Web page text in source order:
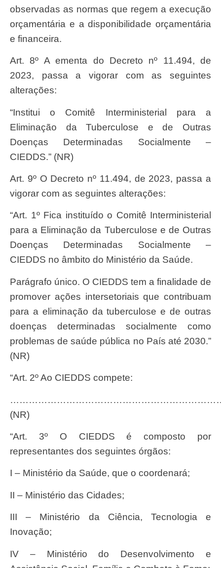
observadas as normas que regem a execução
orçamentária e a disponibilidade orçamentária
e financeira.
Art. 8º A ementa do Decreto nº 11.494, de
2023, passa a vigorar com as seguintes
alterações:
“Institui o Comitê Interministerial para a
Eliminação da Tuberculose e de Outras
Doenças Determinadas Socialmente –
CIEDDS.” (NR)
Art. 9º O Decreto nº 11.494, de 2023, passa a
vigorar com as seguintes alterações:
“Art. 1º Fica instituído o Comitê Interministerial
para a Eliminação da Tuberculose e de Outras
Doenças Determinadas Socialmente –
CIEDDS no âmbito do Ministério da Saúde.
Parágrafo único. O CIEDDS tem a finalidade de
promover ações intersetoriais que contribuam
para a eliminação da tuberculose e de outras
doenças determinadas socialmente como
problemas de saúde pública no País até 2030.”
(NR)
“Art. 2º Ao CIEDDS compete:
(NR)
“Art. 3º O CIEDDS é composto por
representantes dos seguintes órgãos:
I – Ministério da Saúde, que o coordenará;
II – Ministério das Cidades;
III – Ministério da Ciência, Tecnologia e
Inovação;
IV – Ministério do Desenvolvimento e